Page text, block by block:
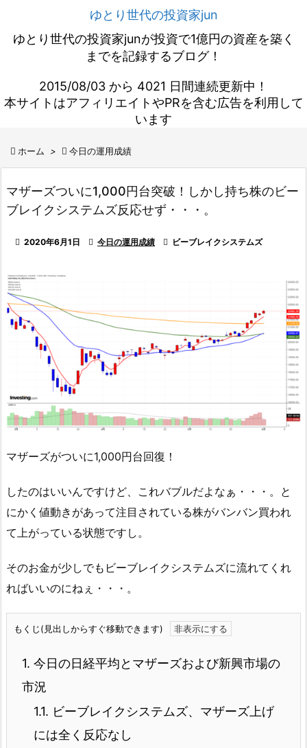
ゆとり世代の投資家jun
ゆとり世代の投資家junが投資で1億円の資産を築く
までを記録するブログ！
2015/08/03 から 4021 日間連続更新中！
本サイトはアフィリエイトやPRを含む広告を利用して
います
 ホーム >  今日の運用成績
マザーズついに1,000円台突破！しかし持ち株のビー
ブレイクシステムズ反応せず・・・。
 2020年6月1日  今日の運用成績  ビーブレイクシステムズ
マザーズがついに1,000円台回復！
したのはいいんですけど、これバブルだよなぁ・・・。と
にかく値動きがあって注目されている株がバンバン買われ
て上がっている状態ですし。
そのお金が少しでもビーブレイクシステムズに流れてくれ
ればいいのにねぇ・・・。
もくじ(見出しからすぐ移動できます)
1. 今日の日経平均とマザーズおよび新興市場の
市況
1.1. ビーブレイクシステムズ、マザーズ上げ
には全く反応なし